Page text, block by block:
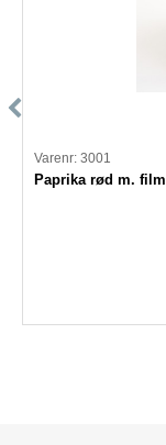
Varenr: 3001
Paprika rød m. film